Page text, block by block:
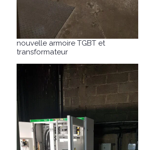
nouvelle armoire TGBT et
transformateur